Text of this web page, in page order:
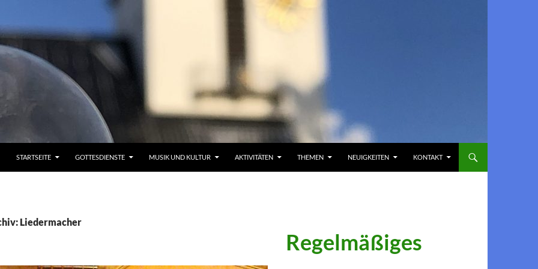
STARTSEITE GOTTESDIENSTE MUSIK UND KULTUR AKTIVITÄTEN THEMEN NEUIGKEITEN KONTAKT
Liedermacher
Regelmäßiges